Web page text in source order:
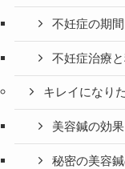
不妊症の期
不妊症治療
キレイになり
美容鍼の効果
秘密の美容